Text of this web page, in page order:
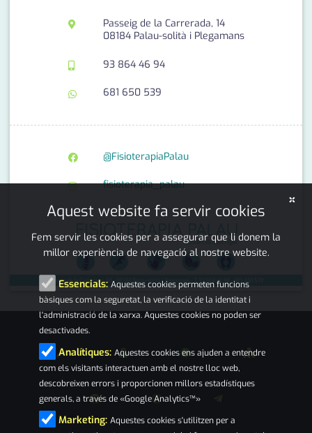
societat
successos
urbanisme
Passeig de la Carrerada, 14
08184 Palau-solità i Plegamans
93 864 46 94
681 650 539
@FisioterapiaPalau
fisioterapia_palau
×
Aquest website fa servir cookies
Fem servir les cookies per a assegurar que li donem la
millor experiència de navegació al nostre website.
Essencials: Aquestes cookies permeten funcions
bàsiques com la seguretat, la verificació de la identitat i
l'administració de la xarxa. Aquestes cookies no poden ser
desactivades.
Analítiques: Aquestes cookies ens ajuden a entendre
com els visitants interactuen amb el nostre lloc web,
descobreixen errors i proporcionen millors estadístiques
generals, a través de «Google Analytics™»
Marketing: Aquestes cookies s'utilitzen per a